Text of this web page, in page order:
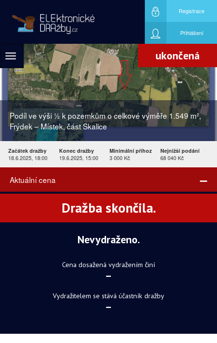
Registrace
Přihlášení
Toggle
navigation
ukončená
Podíl ve výši ½ k pozemkům o celkové výměře 1.549 m²,
Frýdek – Místek, část Skalice
Začátek dražby
18.6.2025, 18:00
Konec dražby
19.6.2025, 15:00
Minimální příhoz
3 000 Kč
Nejnižší podání
68 040 Kč
Aktuální cena –
Dražba skončila.
Nevydraženo.
Cena dosažená vydražením činí
–
Vydražitelem se stává účastník dražby
–